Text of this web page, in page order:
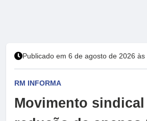
Publicado em 6 de agosto de 2026 às
RM INFORMA
Movimento